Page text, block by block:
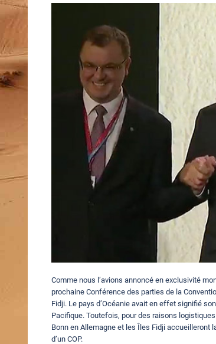
Comme nous l’avions annoncé en exclusivité
prochaine Conférence des parties de la
Fidji. Le pays d’Océanie avait en effet signifié
Pacifique. Toutefois, pour des raisons
Bonn en Allemagne et les Îles Fidji accueilleront
d’un COP.